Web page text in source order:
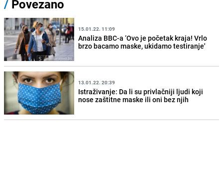
/ Povezano
15.01.22. 11:09
Analiza BBC-a ‘Ovo je početak kraja! Vrlo
brzo bacamo maske, ukidamo testiranje'
13.01.22. 20:39
Istraživanje: Da li su privlačniji ljudi koji
nose zaštitne maske ili oni bez njih